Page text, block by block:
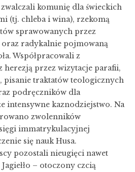
komunię dla świeckich
(tj. chleba i wina), rzekomą
sprawowanych przez
oraz radykalnie pojmowaną
Współpracowali z
herezją przez wizytacje parafii,
pisanie traktatów teologicznych
podręczników dla
intensywne kaznodziejstwo. Na
zwolenników
immatrykulacyjnej
się nauk Husa.
pozostali nieugięci nawet
– otoczony czcią